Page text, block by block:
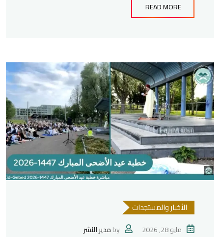
READ MORE
الأخبار والمستجدات
مايو 28, 2026 byمدير النشر